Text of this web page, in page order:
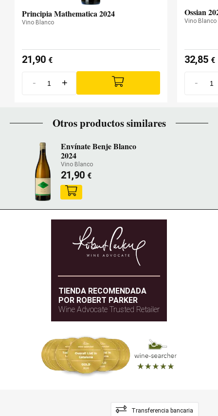
Principia Mathematica 2024
Vino Blanco
21,90 €
- +
Ossian
Vino Blanco
32,85 €
-
Otros productos similares
Envínate Benje Blanco
2024
Vino Blanco
21,90 €
TIENDA RECOMENDADA
POR ROBERT PARKER
Wine Advocate Trusted Retailer
Transferencia bancaria